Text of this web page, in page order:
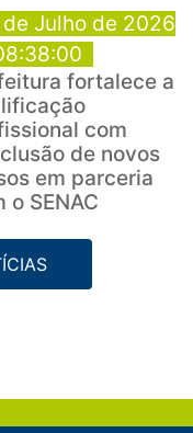
de Julho de 2026
fortalece a
com
de novos
em parceria
o SENAC